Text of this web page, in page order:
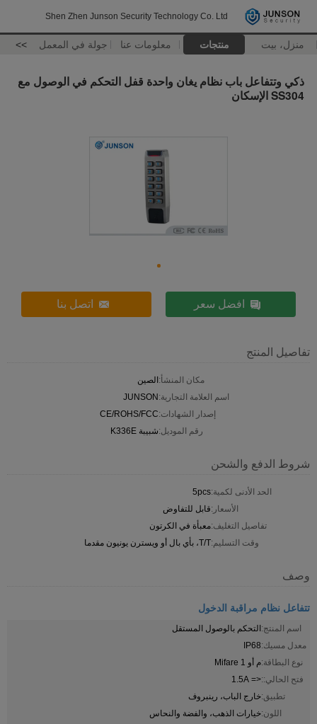
Shen Zhen Junson Security Technology Co. Ltd
منزل، بيت منتجات معلومات عنا جولة في المعمل >>
ذكي وتتفاعل باب نظام يغان واحدة قفل التحكم في الوصول مع
SS304 الإسكان
افضل سعر اتصل بنا
تفاصيل المنتج
مكان المنشأ:الصين
اسم العلامة التجارية:JUNSON
إصدار الشهادات:CE/ROHS/FCC
رقم الموديل:شبيبة K336E
شروط الدفع والشحن
الحد الأدنى لكمية:5pcs
الأسعار:قابل للتفاوض
تفاصيل التغليف:معبأة في الكرتون
وقت التسليم:T/T، بأي بال أو ويسترن يونيون مقدما
وصف
تتفاعل نظام مراقبة الدخول
اسم المنتج:التحكم بالوصول المستقل
معدل مسيك:IP68
نوع البطاقة:م أو Mifare 1
فتح الحالي::<= 1.5A
تطبيق:خارج الباب، رينبروف
اللون:خيارات الذهب، والفضة والنحاس